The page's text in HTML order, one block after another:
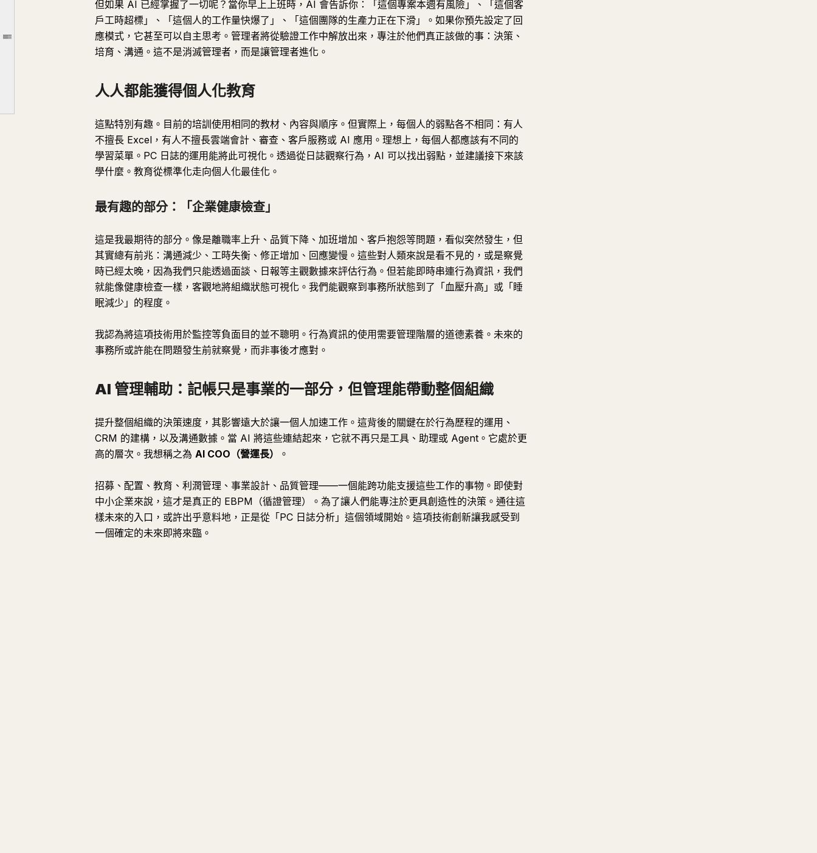
文章大綱
會計師事務所是由「看不見的工作」構成的
「工作了幾小時」的時代即將終結
最有趣的部分：「企業健康檢查」
但如果 AI 已經掌握了一切呢？當你早上上班時，AI 會告訴你：「這個專案本週有風險」、「這個客
戶工時超標」、「這個人的工作量快爆了」、「這個團隊的生產力正在下滑」。如果你預先設定了回
應模式，它甚至可以自主思考。管理者將從驗證工作中解放出來，專注於他們真正該做的事：決策、
培育、溝通。這不是消滅管理者，而是讓管理者進化。
人人都能獲得個人化教育
這點特別有趣。目前的培訓使用相同的教材、內容與順序。但實際上，每個人的弱點各不相同：有人
不擅長 Excel，有人不擅長雲端會計、審查、客戶服務或 AI 應用。理想上，每個人都應該有不同的
學習菜單。PC 日誌的運用能將此可視化。透過從日誌觀察行為，AI 可以找出弱點，並建議接下來該
學什麼。教育從標準化走向個人化最佳化。
最有趣的部分：「企業健康檢查」
這是我最期待的部分。像是離職率上升、品質下降、加班增加、客戶抱怨等問題，看似突然發生，但
其實總有前兆：溝通減少、工時失衡、修正增加、回應變慢。這些對人類來說是看不見的，或是察覺
時已經太晚，因為我們只能透過面談、日報等主觀數據來評估行為。但若能即時串連行為資訊，我們
就能像健康檢查一樣，客觀地將組織狀態可視化。我們能觀察到事務所狀態到了「血壓升高」或「睡
眠減少」的程度。
我認為將這項技術用於監控等負面目的並不聰明。行為資訊的使用需要管理階層的道德素養。未來的
事務所或許能在問題發生前就察覺，而非事後才應對。
AI 管理輔助：記帳只是事業的一部分，但管理能帶動整個組織
提升整個組織的決策速度，其影響遠大於讓一個人加速工作。這背後的關鍵在於行為歷程的運用、
CRM 的建構，以及溝通數據。當 AI 將這些連結起來，它就不再只是工具、助理或 Agent。它處於更
高的層次。我想稱之為 AI COO（營運長） 。
招募、配置、教育、利潤管理、事業設計、品質管理——一個能跨功能支援這些工作的事物。即使對
中小企業來說，這才是真正的 EBPM（循證管理）。為了讓人們能專注於更具創造性的決策。通往這
樣未來的入口，或許出乎意料地，正是從「PC 日誌分析」這個領域開始。這項技術創新讓我感受到
一個確定的未來即將來臨。